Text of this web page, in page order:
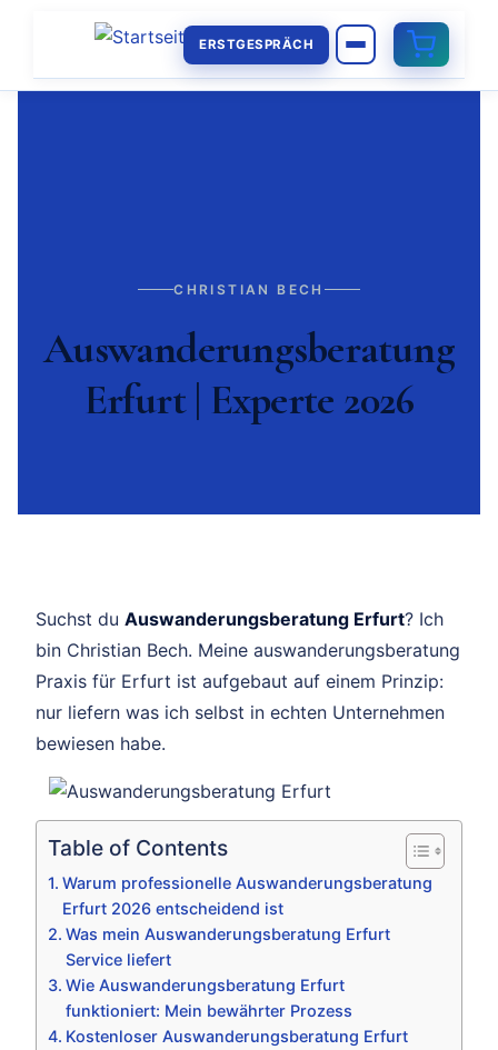
ERSTGESPRÄCH
CHRISTIAN BECH
Auswanderungsberatung
Erfurt | Experte 2026
Suchst du Auswanderungsberatung Erfurt? Ich
bin Christian Bech. Meine auswanderungsberatung
Praxis für Erfurt ist aufgebaut auf einem Prinzip:
nur liefern was ich selbst in echten Unternehmen
bewiesen habe.
Table of Contents
Warum professionelle Auswanderungsberatung
Erfurt 2026 entscheidend ist
Was mein Auswanderungsberatung Erfurt
Service liefert
Wie Auswanderungsberatung Erfurt
funktioniert: Mein bewährter Prozess
Kostenloser Auswanderungsberatung Erfurt